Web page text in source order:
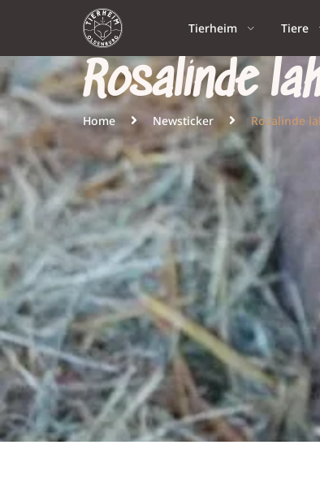
Tierheim Tiere
Rosalinde
Home Newsticker Rosalinde